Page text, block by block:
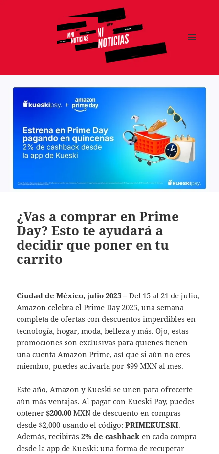
¿Vas a comprar en Prime
Day? Esto te ayudará a
decidir que poner en tu
carrito
Ciudad de México, julio 2025 –Del 15 al 21 de julio,
Amazon celebra el Prime Day 2025, una semana
completa de ofertas con descuentos imperdibles en
tecnología, hogar, moda, belleza y más. Ojo, estas
promociones son exclusivas para quienes tienen
una cuenta Amazon Prime, así que si aún no eres
miembro, puedes activarla por $99 MXN al mes.
Este año, Amazon y Kueski se unen para ofrecerte
aún más ventajas. Al pagar con Kueski Pay, puedes
obtener$200.00 MXN de descuento en compras
desde $2,000 usando el código:PRIMEKUESKI.
Además, recibirás2% de cashback en cada compra
desde la app de Kueski: una forma de recuperar